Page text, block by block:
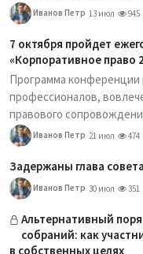
Иванов Петр 13 июл 945
7 октября пройдет
«Корпоративное право
Программа конференции
профессионалов,
правового
Иванов Петр 21 июл 474
Задержаны глава
Иванов Петр 30 июл 351
Альтернативный
собраний: как
в собственных целях